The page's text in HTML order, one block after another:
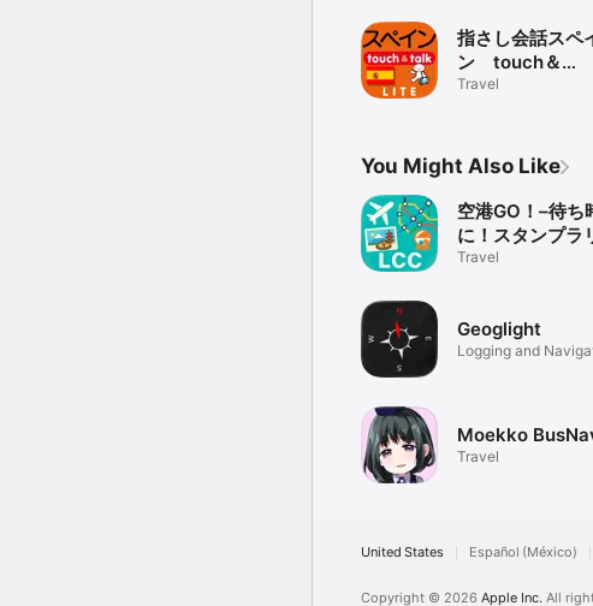
【2】アプリの削除と再ダウンロ
1.本アプリをiOS端末から削除し
2.iTunes App Storeを起動しま
3.同じアプリを検索し、再ダウ
「アプリFAQ」もご参照ください
http://www.yubisashi.com/
解決できない場合は、お手数で
いるメールアドレスよりお問い
指さし会話スペ
ン touch＆
talk（LITE版）
Travel
You Might Also Like
空港GO！–待ち
に！スタンプラ
&ガチャ旅&クイ
Travel
Geoglight
Logging and
Moekko
Travel
United States Español (México)
Copyright © 2026 Apple Inc. All